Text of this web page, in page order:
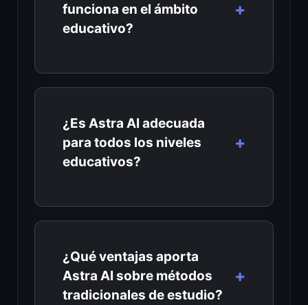
funciona en el ámbito
educativo?
¿Es Astra AI adecuada
para todos los niveles
educativos?
¿Qué ventajas aporta
Astra AI sobre métodos
tradicionales de estudio?